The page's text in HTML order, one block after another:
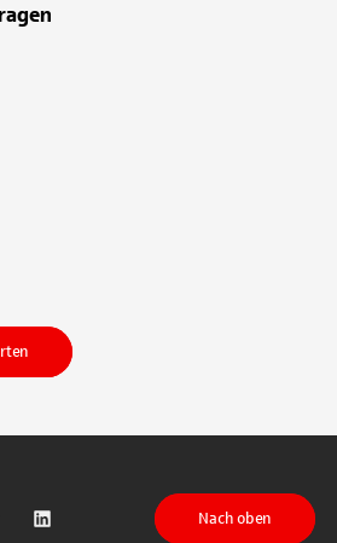
auf Instagram
auf TikTok
Sparkasse auf LinkedIn
Nach oben